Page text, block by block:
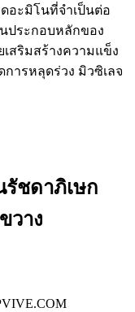
อะมิโนที่จำเป็นต่อ
ประกอบหลักของ
สริมสร้างความแข็ง
ารหลุดร่วง มิวซิเลจ
รัชดาภิเษก
วาง